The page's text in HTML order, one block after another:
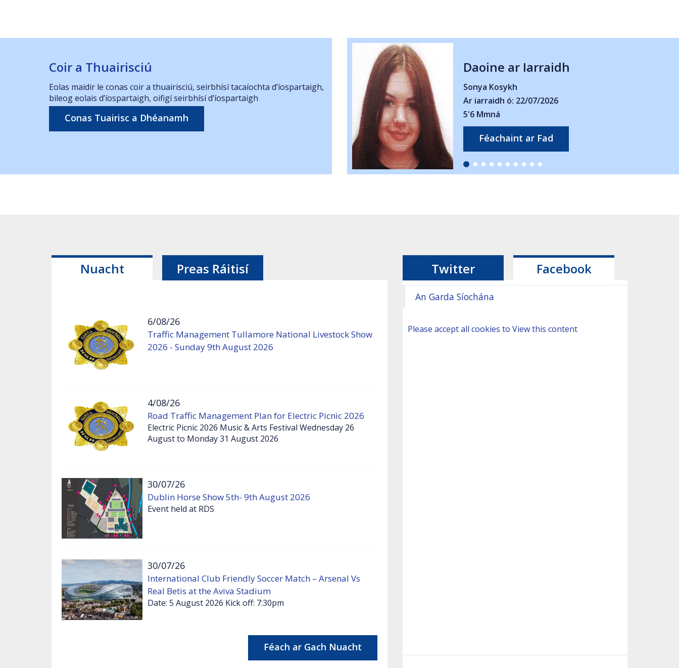
Coir a Thuairisciú
Eolas maidir le conas coir a thuairisciú, seirbhísí tacaíochta d’íospartaigh,
bileog eolais d’íospartaigh, oifigí seirbhísí d’íospartaigh
Conas Tuairisc a Dhéanamh
Sonya Kosykh
Ar iarraidh ó: 22/07/2026
Daoine ar Iarraidh
Abbie Reid
Ar iarraidh ó: 14/07/2026
5'5 Mmná
Féachaint ar Fad
Nuacht Preas Ráitisí
6/08/26
Traffic Management Tullamore National Livestock Show
2026 - Sunday 9th August 2026
4/08/26
Road Traffic Management Plan for Electric Picnic 2026
Electric Picnic 2026 Music & Arts Festival Wednesday 26
August to Monday 31 August 2026
30/07/26
Dublin Horse Show 5th- 9th August 2026
Event held at RDS
30/07/26
International Club Friendly Soccer Match – Arsenal Vs
Real Betis at the Aviva Stadium
Date: 5 August 2026 Kick off: 7:30pm
Féach ar Gach Nuacht
Twitter Facebook
An Garda Síochána
Please accept all cookies to View this content